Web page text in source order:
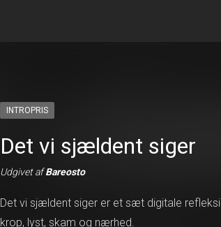
INTROPRIS
Det vi sjældent siger
Udgivet afBareosto
Det vi sjældent siger er et sæt digitale
krop, lyst, skam og nærhed.